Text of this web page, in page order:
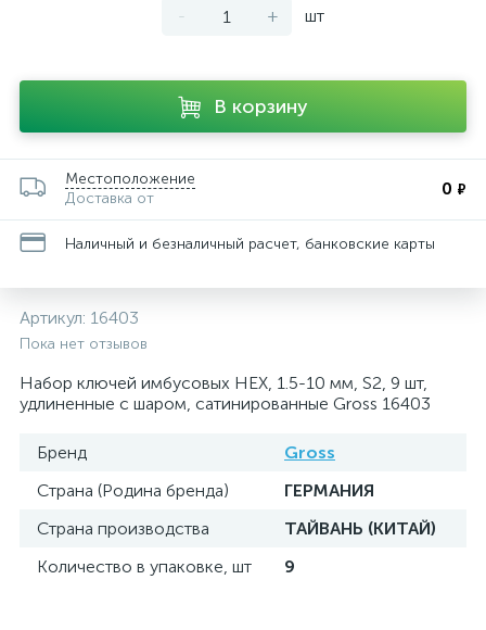
- + шт
В корзину
Местоположение
Доставка от
0 ₽
Наличный и безналичный расчет, банковские карты
Артикул: 16403
Пока нет отзывов
Набор ключей имбусовых HEX, 1.5-10 мм, S2, 9 шт,
удлиненные с шаром, сатинированные Gross 16403
Бренд
Gross
Страна (Родина бренда)
ГЕРМАНИЯ
Страна производства
ТАЙВАНЬ (КИТАЙ)
Количество в упаковке, шт
9